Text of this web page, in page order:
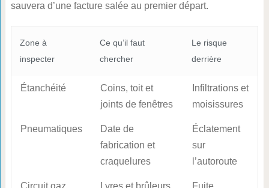
sauvera d’une facture salée au premier départ.
Zone à
inspecter
Ce qu’il faut
chercher
Le risque
derrière
Étanchéité
Coins, toit et
joints de fenêtres
Infiltrations et
moisissures
Pneumatiques
Date de
fabrication et
craquelures
Éclatement
sur
l’autoroute